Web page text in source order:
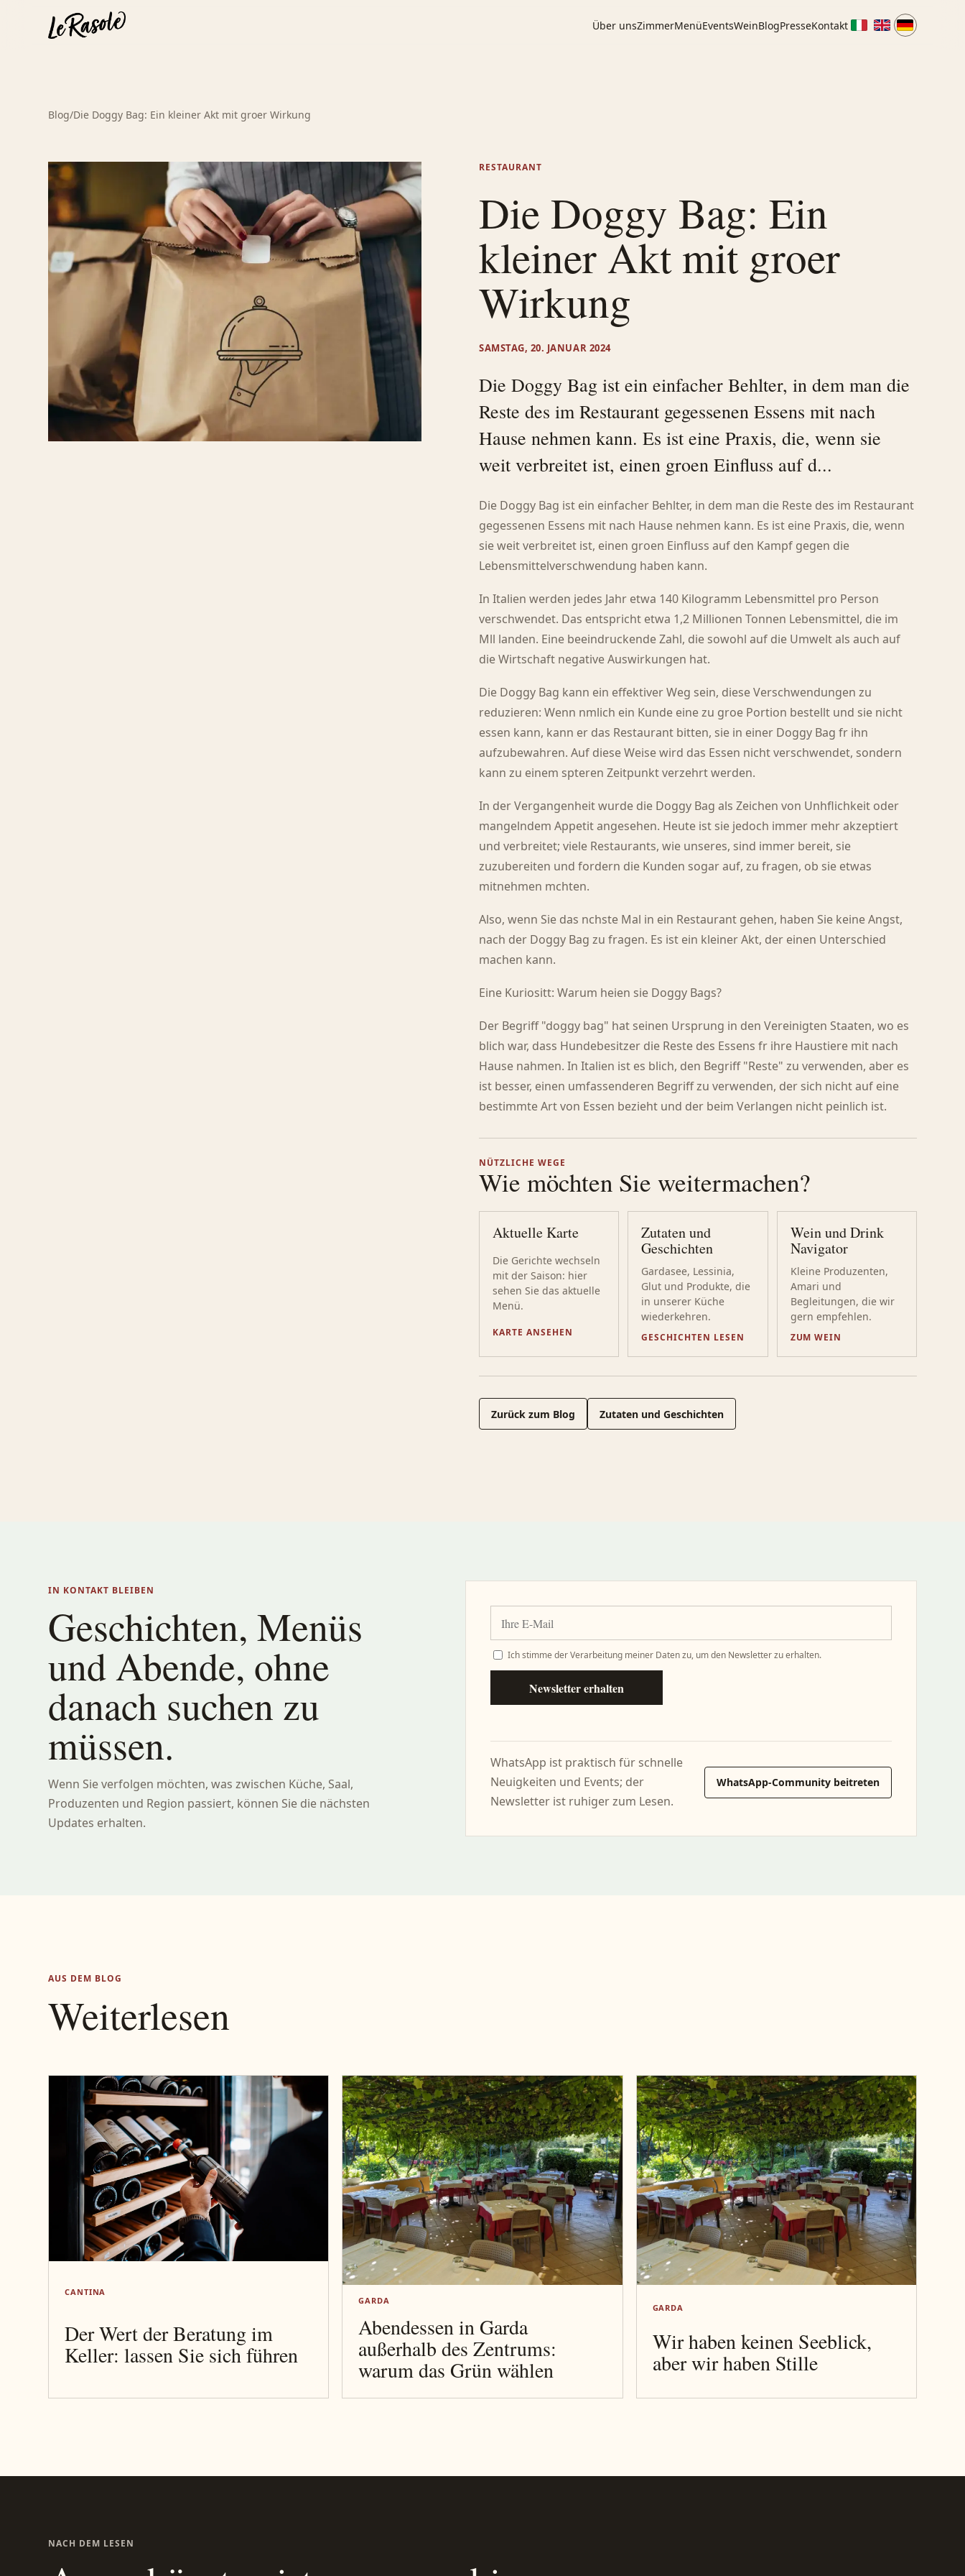
Über unsZimmerMenüEventsWeinBlogPresseKontakt
Blog/Die Doggy Bag: Ein kleiner Akt mit groer Wirkung
RESTAURANT
Die Doggy Bag: Ein
kleiner Akt mit groer
Wirkung
SAMSTAG, 20. JANUAR 2024
Die Doggy Bag ist ein einfacher Behlter, in dem man die
Reste des im Restaurant gegessenen Essens mit nach
Hause nehmen kann. Es ist eine Praxis, die, wenn sie
weit verbreitet ist, einen groen Einfluss auf d...
Die Doggy Bag ist ein einfacher Behlter, in dem man die Reste des im Restaurant
gegessenen Essens mit nach Hause nehmen kann. Es ist eine Praxis, die, wenn
sie weit verbreitet ist, einen groen Einfluss auf den Kampf gegen die
Lebensmittelverschwendung haben kann.
In Italien werden jedes Jahr etwa 140 Kilogramm Lebensmittel pro Person
verschwendet. Das entspricht etwa 1,2 Millionen Tonnen Lebensmittel, die im
Mll landen. Eine beeindruckende Zahl, die sowohl auf die Umwelt als auch auf
die Wirtschaft negative Auswirkungen hat.
Die Doggy Bag kann ein effektiver Weg sein, diese Verschwendungen zu
reduzieren: Wenn nmlich ein Kunde eine zu groe Portion bestellt und sie nicht
essen kann, kann er das Restaurant bitten, sie in einer Doggy Bag fr ihn
aufzubewahren. Auf diese Weise wird das Essen nicht verschwendet, sondern
kann zu einem spteren Zeitpunkt verzehrt werden.
In der Vergangenheit wurde die Doggy Bag als Zeichen von Unhflichkeit oder
mangelndem Appetit angesehen. Heute ist sie jedoch immer mehr akzeptiert
und verbreitet; viele Restaurants, wie unseres, sind immer bereit, sie
zuzubereiten und fordern die Kunden sogar auf, zu fragen, ob sie etwas
mitnehmen mchten.
Also, wenn Sie das nchste Mal in ein Restaurant gehen, haben Sie keine Angst,
nach der Doggy Bag zu fragen. Es ist ein kleiner Akt, der einen Unterschied
machen kann.
Eine Kuriositt: Warum heien sie Doggy Bags?
Der Begriff "doggy bag" hat seinen Ursprung in den Vereinigten Staaten, wo es
blich war, dass Hundebesitzer die Reste des Essens fr ihre Haustiere mit nach
Hause nahmen. In Italien ist es blich, den Begriff "Reste" zu verwenden, aber es
ist besser, einen umfassenderen Begriff zu verwenden, der sich nicht auf eine
bestimmte Art von Essen bezieht und der beim Verlangen nicht peinlich ist.
NÜTZLICHE WEGE
Wie möchten Sie weitermachen?
Aktuelle Karte
Die Gerichte wechseln
mit der Saison: hier
sehen Sie das aktuelle
Menü.
KARTE ANSEHEN
Zutaten und
Geschichten
Gardasee, Lessinia,
Glut und Produkte, die
in unserer Küche
wiederkehren.
GESCHICHTEN LESEN
Wein und Drink
Navigator
Kleine Produzenten,
Amari und
Begleitungen, die wir
gern empfehlen.
ZUM WEIN
Zurück zum Blog Zutaten und Geschichten
IN KONTAKT BLEIBEN
Geschichten, Menüs
und Abende, ohne
danach suchen zu
müssen.
Wenn Sie verfolgen möchten, was zwischen Küche, Saal,
Produzenten und Region passiert, können Sie die nächsten
Updates erhalten.
Ich stimme der Verarbeitung meiner Daten zu, um den Newsletter zu erhalten.
Newsletter erhalten
WhatsApp ist praktisch für schnelle
Neuigkeiten und Events; der
Newsletter ist ruhiger zum Lesen.
WhatsApp-Community beitreten
AUS DEM BLOG
Weiterlesen
CANTINA
Der Wert der Beratung im
Keller: lassen Sie sich führen
GARDA
Abendessen in Garda
außerhalb des Zentrums:
warum das Grün wählen
GARDA
Wir haben keinen Seeblick,
aber wir haben Stille
NACH DEM LESEN